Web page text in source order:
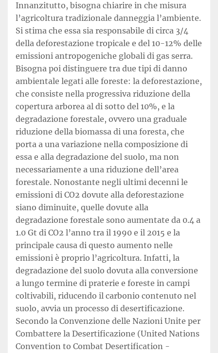
Innanzitutto, bisogna chiarire in che misura
l’agricoltura tradizionale danneggia l’ambiente.
Si stima che essa sia responsabile di circa 3/4
della deforestazione tropicale e del 10-12% delle
emissioni antropogeniche globali di gas serra.
Bisogna poi distinguere tra due tipi di danno
ambientale legati alle foreste: la deforestazione,
che consiste nella progressiva riduzione della
copertura arborea al di sotto del 10%, e la
degradazione forestale, ovvero una graduale
riduzione della biomassa di una foresta, che
porta a una variazione nella composizione di
essa e alla degradazione del suolo, ma non
necessariamente a una riduzione dell’area
forestale. Nonostante negli ultimi decenni le
emissioni di CO2 dovute alla deforestazione
siano diminuite, quelle dovute alla
degradazione forestale sono aumentate da 0.4 a
1.0 Gt di CO2 l’anno tra il 1990 e il 2015 e la
principale causa di questo aumento nelle
emissioni è proprio l’agricoltura. Infatti, la
degradazione del suolo dovuta alla conversione
a lungo termine di praterie e foreste in campi
coltivabili, riducendo il carbonio contenuto nel
suolo, avvia un processo di desertificazione.
Secondo la Convenzione delle Nazioni Unite per
Combattere la Desertificazione (United Nations
Convention to Combat Desertification -